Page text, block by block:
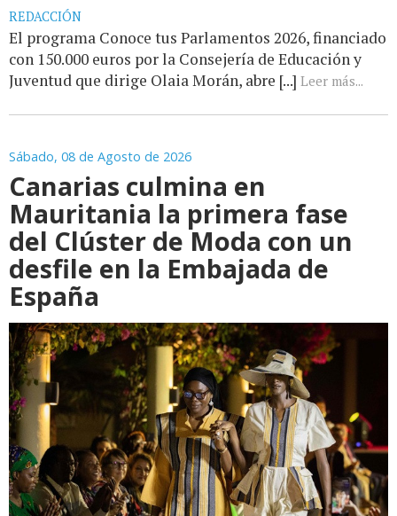
REDACCIÓN
El programa Conoce tus Parlamentos 2026, financiado
con 150.000 euros por la Consejería de Educación y
Juventud que dirige Olaia Morán, abre [...] Leer más...
Sábado, 08 de Agosto de 2026
Canarias culmina en
Mauritania la primera fase
del Clúster de Moda con un
desfile en la Embajada de
España